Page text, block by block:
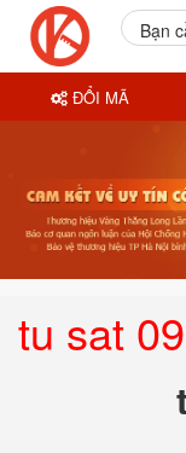
tu sat
Bạn
ĐỔI MÃ